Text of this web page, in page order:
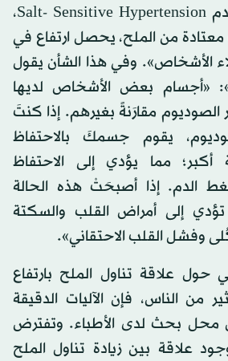
الملح على ضغط الدم Salt- Sensitive Hypertension،
من الملح، يحصل ارتفاع في
الأشخاص». وفي هذا الشأن يقول
«أجسام بعض الأشخاص لديها
الصوديوم مقارَنةً بغيرهم. إذا كنتَ
يقوم جسمكَ بالاحتفاظ
أكبر؛ مما يؤدي إلى الاحتفاظ
الدم. إذا أصبحَتْ هذه الحالة
إلى أمراض القلب والسكتة
وفشل القلب الاحتقاني».
حول علاقة تناول الملح بارتفاع
الناس، فإن الآليات الدقيقة
محل بحث لدى الأطباء. وتفترض
علاقة بين زيادة تناول الملح